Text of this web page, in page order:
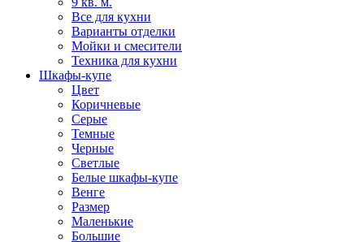
Все для кухни
Варианты отделки
Мойки и смесители
Техника для кухни
Шкафы-купе
Цвет
Коричневые
Серые
Темные
Черные
Светлые
Белые шкафы-купе
Венге
Размер
Маленькие
Большие